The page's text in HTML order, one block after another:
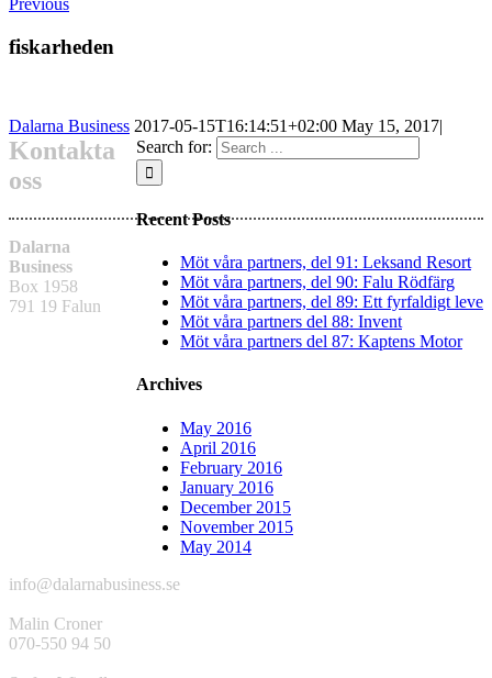
Previous
fiskarheden
Dalarna Business 2017-05-15T16:14:51+02:00 May 15, 2017|
Search for:
Recent Posts
Möt våra partners, del 91: Leksand Resort
Möt våra partners, del 90: Falu Rödfärg
Möt våra partners, del 89: Ett fyrfaldigt leve
Möt våra partners del 88: Invent
Möt våra partners del 87: Kaptens Motor
Archives
May 2016
April 2016
February 2016
January 2016
December 2015
November 2015
May 2014
Kontakta
oss
Dalarna
Business
Box 1958
791 19 Falun
info@dalarnabusiness.se
Malin Croner
070-550 94 50